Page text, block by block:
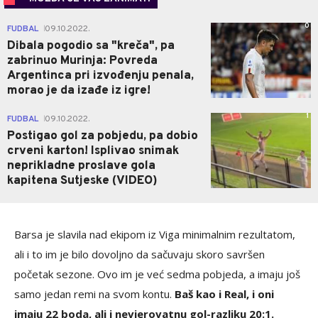
FUDBAL 09.10.2022.
Dibala pogodio sa "kreča", pa
zabrinuo Murinja: Povreda
Argentinca pri izvođenju penala,
morao je da izađe iz igre!
0
FUDBAL 09.10.2022.
Postigao gol za pobjedu, pa dobio
crveni karton! Isplivao snimak
neprikladne proslave gola
kapitena Sutjeske (VIDEO)
1
Barsa je slavila nad ekipom iz Viga minimalnim rezultatom,
ali i to im je bilo dovoljno da sačuvaju skoro savršen
početak sezone. Ovo im je već sedma pobjeda, a imaju još
samo jedan remi na svom kontu. Baš kao i Real, i oni
imaju 22 boda, ali i nevjerovatnu gol-razliku 20:1.